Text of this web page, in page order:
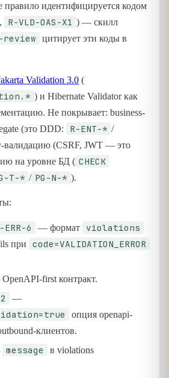
правило идентифицируется кодом
, R-VLD-OAS-X1 ) — скилл
цитирует эти коды в
Validation 3.0 (
) и Hibernate Validator как
Не покрывает: business-
(это DDD:
R-ENT-* /
валидацию (CSRF, JWT — это
на уровне БД ( CHECK
T-* / PG-N-* ).
ERR-6 — формат violations
при code=VALIDATION_ERROR
first контракт.
—
опция openapi-
клиентов.
message
в violations